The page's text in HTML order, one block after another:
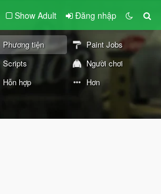
Show Adult Đăng nhập
Phương tiện
Paint Jobs
Scripts
Người chơi
Hỗn hợp Hơn